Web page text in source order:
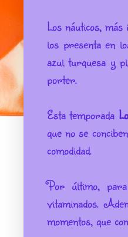
Los náuticos,
los presenta en
azul turquesa y
porter.
Esta temporada
que no se
comodidad.
Por último,
vitaminados.
momentos, que